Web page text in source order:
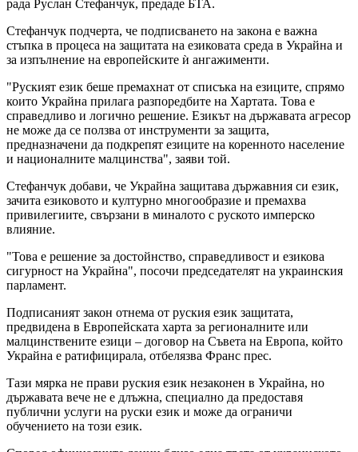
рада Руслан Стефанчук, предаде БТА.
Стефанчук подчерта, че подписването на закона е важна
стъпка в процеса на защитата на езиковата среда в Украйна и
за изпълнение на европейските ѝ ангажименти.
"Руският език беше премахнат от списъка на езиците, спрямо
които Украйна прилага разпоредбите на Хартата. Това е
справедливо и логично решение. Езикът на държавата агресор
не може да се ползва от инструменти за защита,
предназначени да подкрепят езиците на коренното население
и националните малцинства", заяви той.
Стефанчук добави, че Украйна защитава държавния си език,
зачита езиковото и културно многообразие и премахва
привилегиите, свързани в миналото с руското имперско
влияние.
"Това е решение за достойнство, справедливост и езикова
сигурност на Украйна", посочи председателят на украинския
парламент.
Подписаният закон отнема от руския език защитата,
предвидена в Европейската харта за регионалните или
малцинствените езици – договор на Съвета на Европа, който
Украйна е ратифицирала, отбелязва Франс прес.
Тази мярка не прави руския език незаконен в Украйна, но
държавата вече не е длъжна, специално да предоставя
публични услуги на руски език и може да ограничи
обучението на този език.